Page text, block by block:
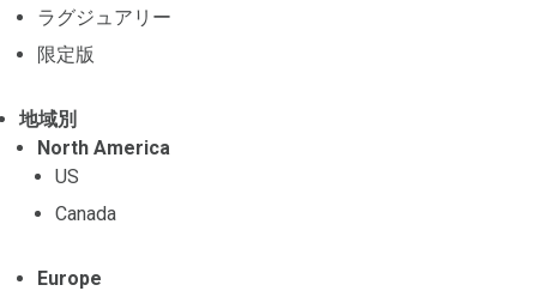
ラグジュアリー
限定版
地域別
North America
US
Canada
Europe